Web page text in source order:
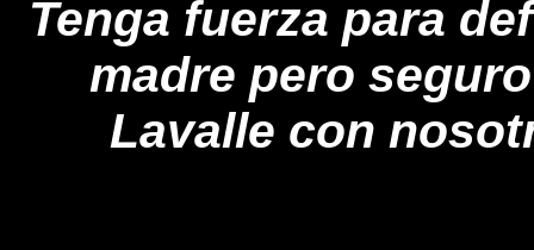
Tenga fuerza para
madre pero
Lavalle con